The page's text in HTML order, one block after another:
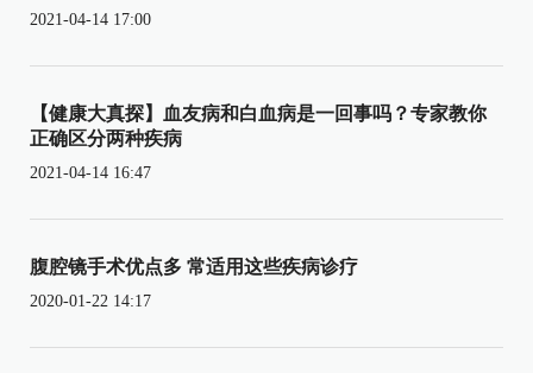
2021-04-14 17:00
【健康大真探】血友病和白血病是一回事吗？专家教你
正确区分两种疾病
2021-04-14 16:47
腹腔镜手术优点多 常适用这些疾病诊疗
2020-01-22 14:17